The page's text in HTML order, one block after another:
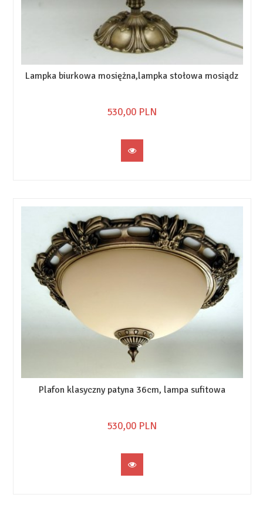
Lampka biurkowa mosiężna,lampka stołowa mosiądz
530,00 PLN
Plafon klasyczny patyna 36cm, lampa sufitowa
530,00 PLN